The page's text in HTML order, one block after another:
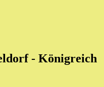
- Königreich